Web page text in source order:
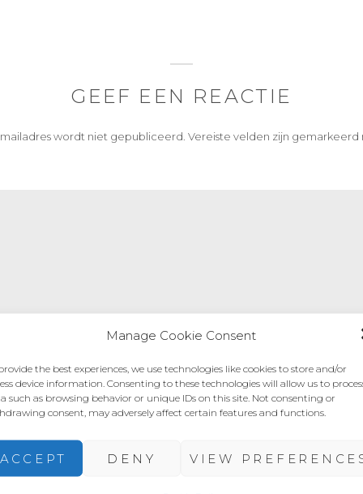
Manage Cookie Consent
the best experiences, we use technologies like cookies to store and/or
device information. Consenting to these technologies will allow us to
such as browsing behavior or unique IDs on this site. Not consenting or
consent, may adversely affect certain features and functions.
ACCEPT DENY VIEW
GEEF EEN REACTIE
wordt niet gepubliceerd. Vereiste velden zijn